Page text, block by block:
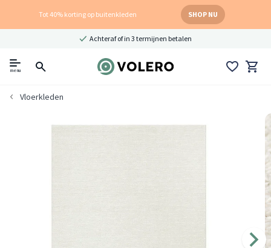
Tot 40% korting op buitenkleden SHOP NU
Achteraf of in 3 termijnen betalen
menu
Vloerkleden